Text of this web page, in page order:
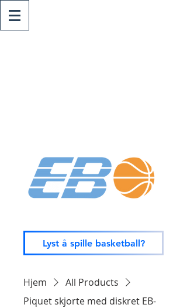
Lyst å spille basketball?
Hjem
All Products
Piquet skjorte med diskret EB-